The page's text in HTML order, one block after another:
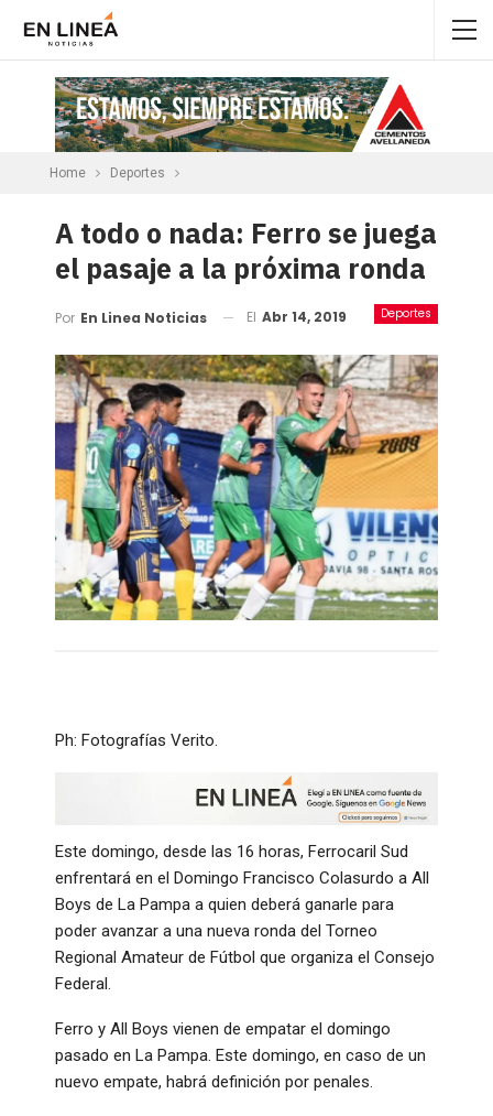
Home Deportes
A todo o nada: Ferro se juega
el pasaje a la próxima ronda
Deportes
Por En Linea Noticias El Abr 14, 2019
Ph: Fotografías Verito.
Este domingo, desde las 16 horas, Ferrocaril Sud
enfrentará en el Domingo Francisco Colasurdo a All
Boys de La Pampa a quien deberá ganarle para
poder avanzar a una nueva ronda del Torneo
Regional Amateur de Fútbol que organiza el Consejo
Federal.
Ferro y All Boys vienen de empatar el domingo
pasado en La Pampa. Este domingo, en caso de un
nuevo empate, habrá definición por penales.